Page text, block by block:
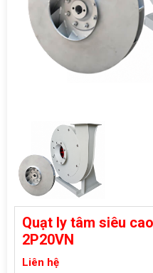
Quạt ly tâm siêu
2P20VN
Liên hệ